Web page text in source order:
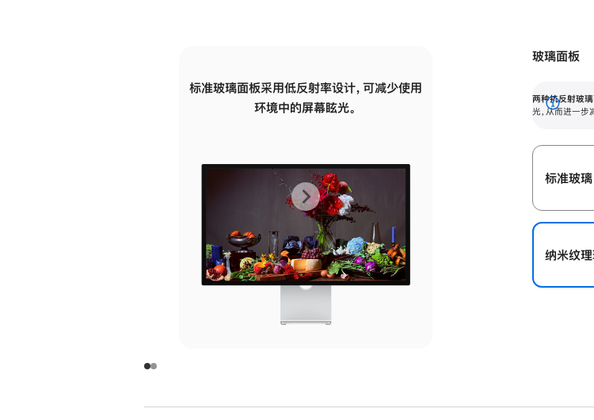
标准玻璃面板采用低反射率设计，可减少使用
环境中的屏幕眩光。
有高亮光源的场所使用，也
上
一
张
图
下
一
张
图
玻璃面板
两种抗反射玻璃
光，从而进一步
展
标准玻璃
纳米纹